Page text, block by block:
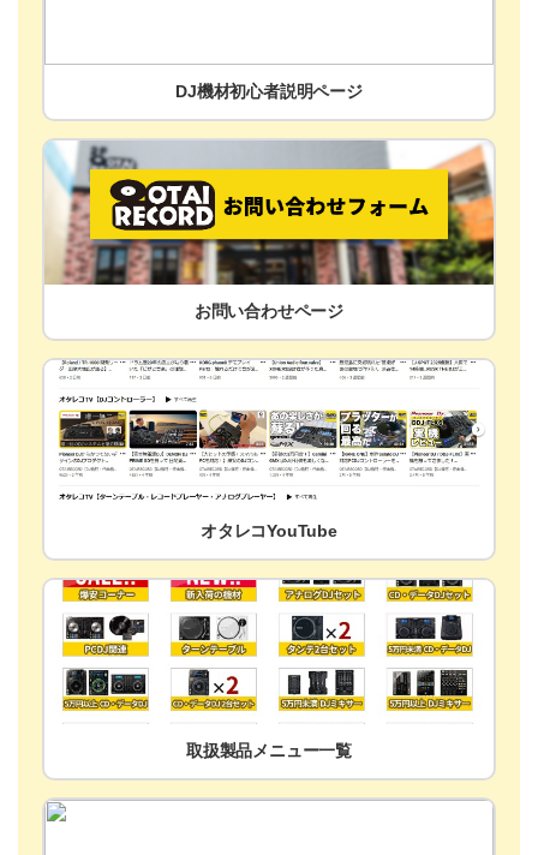
DJ機材初心者説明ページ
お問い合わせページ
オタレコYouTube
取扱製品メニュー一覧